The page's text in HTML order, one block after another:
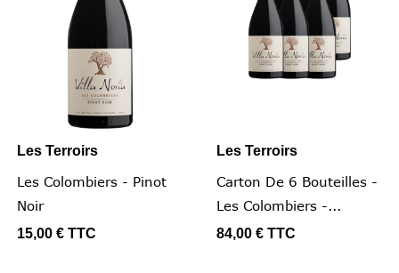
Les Terroirs
Les Colombiers - Pinot
Noir
15,00 € TTC
Les Terroirs
Carton De 6 Bouteilles -
Les Colombiers -...
84,00 € TTC